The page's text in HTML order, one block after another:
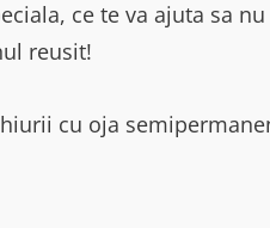
ce te va ajuta sa
reusit!
cu oja